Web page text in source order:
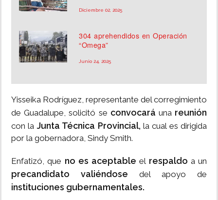
Diciembre 02, 2025
304 aprehendidos en Operación
“Omega”
Junio 24, 2025
Yisseika Rodríguez, representante del corregimiento
de Guadalupe, solicitó se convocará una reunión
con la Junta Técnica Provincial, la cual es dirigida
por la gobernadora, Sindy Smith.
Enfatizó, que no es aceptableel respaldo a un
precandidato valiéndose del apoyo de
instituciones gubernamentales.